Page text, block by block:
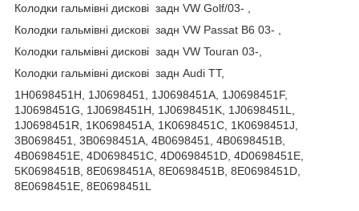
Колодки гальмівні дискові задн VW Golf/03- ,
Колодки гальмівні дискові задн VW Passat B6 03- ,
Колодки гальмівні дискові задн VW Touran 03-,
Колодки гальмівні дискові задн Audi TT,
1H0698451H, 1J0698451, 1J0698451A, 1J0698451F,
1J0698451G, 1J0698451H, 1J0698451K, 1J0698451L,
1J0698451R, 1K0698451A, 1K0698451C, 1K0698451J,
3B0698451, 3B0698451A, 4B0698451, 4B0698451B,
4B0698451E, 4D0698451C, 4D0698451D, 4D0698451E,
5K0698451B, 8E0698451A, 8E0698451B, 8E0698451D,
8E0698451E, 8E0698451L